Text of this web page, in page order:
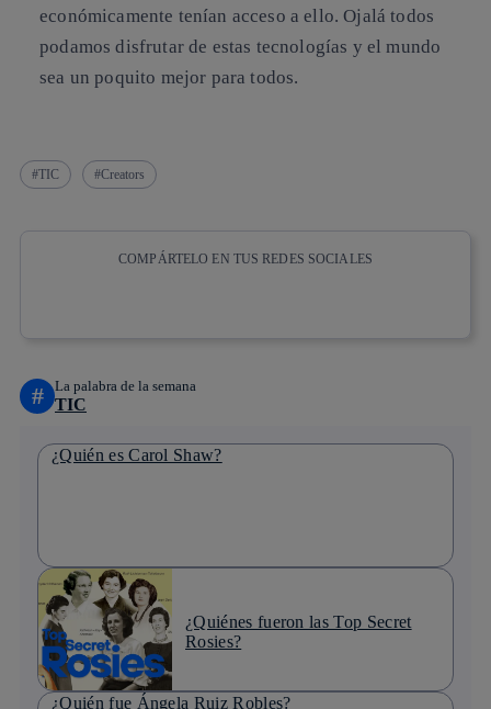
económicamente tenían acceso a ello. Ojalá todos
podamos disfrutar de estas tecnologías y el mundo
sea un poquito mejor para todos.
TIC Creators
COMPÁRTELO EN TUS REDES SOCIALES
# La palabra de la semana
TIC
¿Quién es Carol Shaw?
¿Quiénes fueron las Top Secret
Rosies?
¿Quién fue Ángela Ruiz Robles?